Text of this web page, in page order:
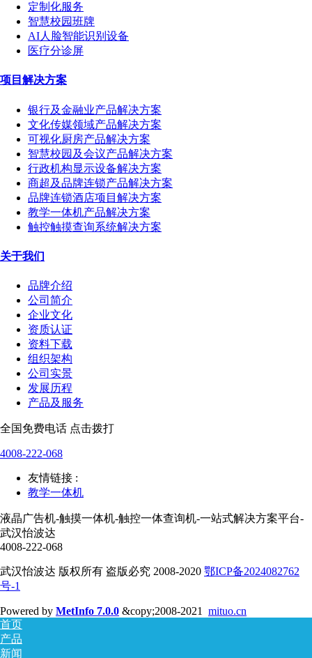
定制化服务
智慧校园班牌
AI人脸智能识别设备
医疗分诊屏
项目解决方案
银行及金融业产品解决方案
文化传媒领域产品解决方案
可视化厨房产品解决方案
智慧校园及会议产品解决方案
行政机构显示设备解决方案
商超及品牌连锁产品解决方案
品牌连锁酒店项目解决方案
教学一体机产品解决方案
触控触摸查询系统解决方案
关于我们
品牌介绍
公司简介
企业文化
资质认证
资料下载
组织架构
公司实景
发展历程
产品及服务
全国免费电话 点击拨打
4008-222-068
友情链接 :
教学一体机
液晶广告机-触摸一体机-触控一体查询机-一站式解决方案平台-
武汉怡波达
4008-222-068
武汉怡波达 版权所有 盗版必究 2008-2020 鄂ICP备2024082762
号-1
Powered by MetInfo 7.0.0 &copy;2008-2021 mituo.cn
首页
产品
新闻